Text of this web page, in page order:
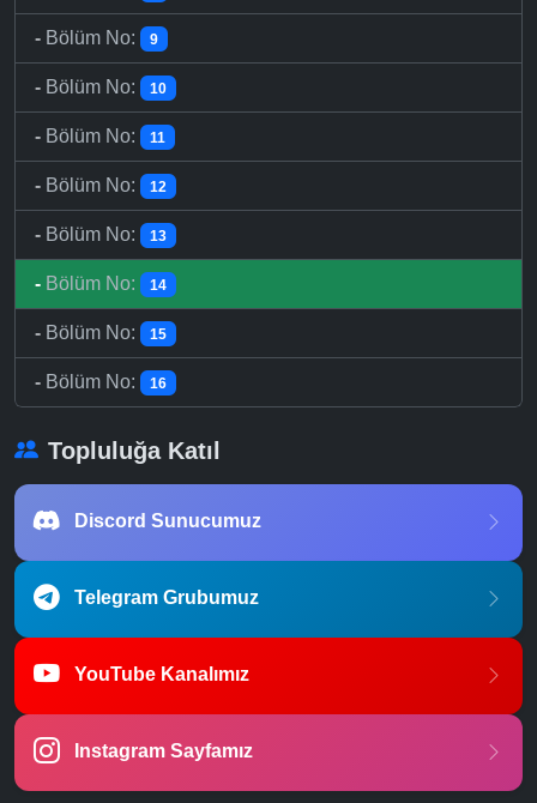
- Bölüm No: 9
- Bölüm No: 10
- Bölüm No: 11
- Bölüm No: 12
- Bölüm No: 13
- Bölüm No: 14
- Bölüm No: 15
- Bölüm No: 16
Topluluğa Katıl
Discord Sunucumuz
Telegram Grubumuz
YouTube Kanalımız
Instagram Sayfamız